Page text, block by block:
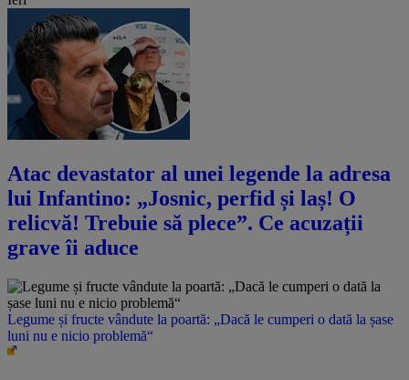
Atac devastator al unei legende la adresa
lui Infantino: „Josnic, perfid și laș! O
relicvă! Trebuie să plece”. Ce acuzații
grave îi aduce
Legume și fructe vândute la poartă: „Dacă le cumperi o dată la șase
luni nu e nicio problemă“